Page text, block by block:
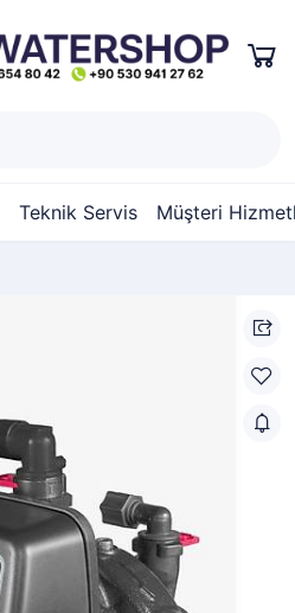
Teknik Servis Müşteri